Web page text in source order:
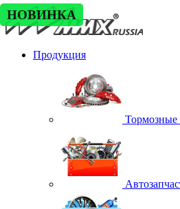
Продукция
Тормозные
НОВИНКА